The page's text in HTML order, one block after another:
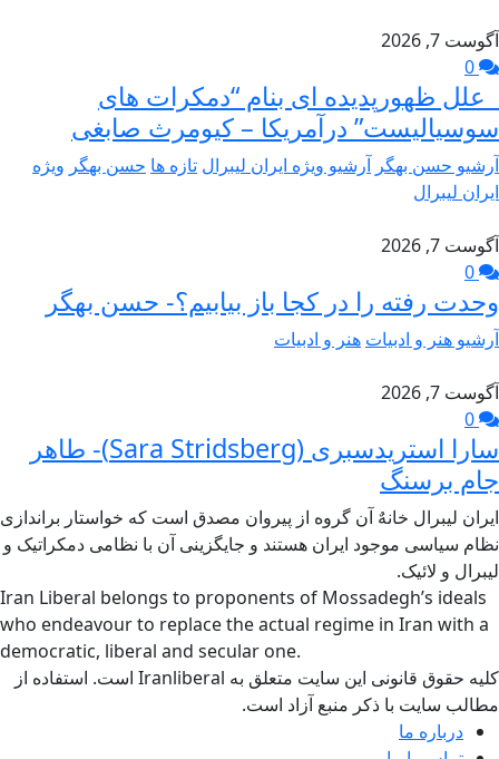
آگوست 7, 2026
علل ظهورپدیده ای بنام “دمکرات های
سوسیالیست” درآمریکا – کیومرث صابغی
آرشیو حسن بهگر آرشیو ویژه ایران لیبرال تازه ها حسن بهگر ویژه
ایران لیبرال
آگوست 7, 2026
وحدت رفته را در کجا باز بیابیم؟- حسن بهگر
آرشیو هنر و ادبیات هنر و ادبیات
آگوست 7, 2026
سارا استریدسبری (Sara Stridsberg)- طاهر
جام برسنگ
ایران لیبرال خانهٌ آن گروه از پیروان مصدق است که خواستار براندازی
نظام سیاسی موجود ایران هستند و جایگزینی آن با نظامی دمکراتیک و
لیبرال و لائیک.
Iran Liberal belongs to proponents of Mossadegh’s ideals
who endeavour to replace the actual regime in Iran with a
democratic, liberal and secular one.
کلیه حقوق قانونی این سایت متعلق به Iranliberal است. استفاده از
مطالب سایت با ذکر منبع آزاد است.
درباره ما